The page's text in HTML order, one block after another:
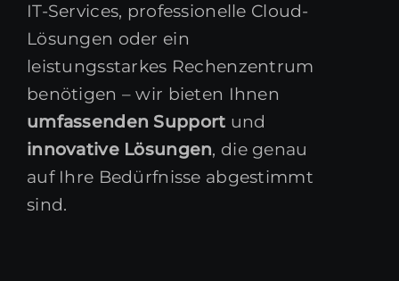
IT-Services, professionelle Cloud-
Lösungen oder ein
leistungsstarkes Rechenzentrum
benötigen – wir bieten Ihnen
umfassenden Support und
innovative Lösungen, die genau
auf Ihre Bedürfnisse abgestimmt
sind.